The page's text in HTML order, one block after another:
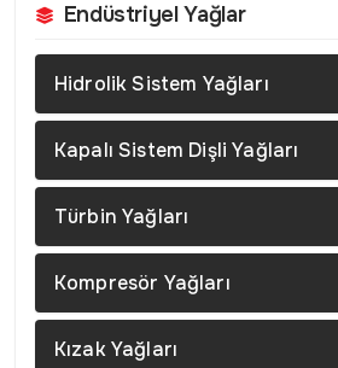
Endüstriyel Yağlar
Hidrolik Sistem Yağları
Kapalı Sistem Dişli Yağları
Türbin Yağları
Kompresör Yağları
Kızak Yağları